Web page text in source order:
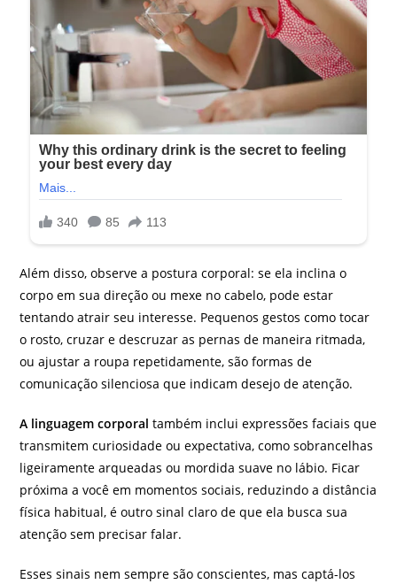
Além disso, observe a postura corporal: se ela inclina o
corpo em sua direção ou mexe no cabelo, pode estar
tentando atrair seu interesse. Pequenos gestos como tocar
o rosto, cruzar e descruzar as pernas de maneira ritmada,
ou ajustar a roupa repetidamente, são formas de
comunicação silenciosa que indicam desejo de atenção.
A linguagem corporal também inclui expressões faciais que
transmitem curiosidade ou expectativa, como sobrancelhas
ligeiramente arqueadas ou mordida suave no lábio. Ficar
próxima a você em momentos sociais, reduzindo a distância
física habitual, é outro sinal claro de que ela busca sua
atenção sem precisar falar.
Esses sinais nem sempre são conscientes, mas captá-los